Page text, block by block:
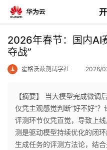
返
回
个
人
我
2026年春节：国内AI
夺战”
霍格沃兹测试学社 2026/
【摘要】 当大模型完成微调
仅凭主观感觉判断“好不好”
评测环节仅凭直觉，导致上
测是驱动模型持续优化的闭
生成任务的评测方法论，结